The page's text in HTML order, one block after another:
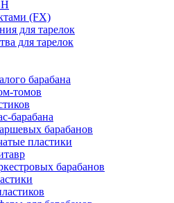
(FX)
для тарелок
для тарелок
барабана
томов
барабана
барабанов
пластики
барабанов